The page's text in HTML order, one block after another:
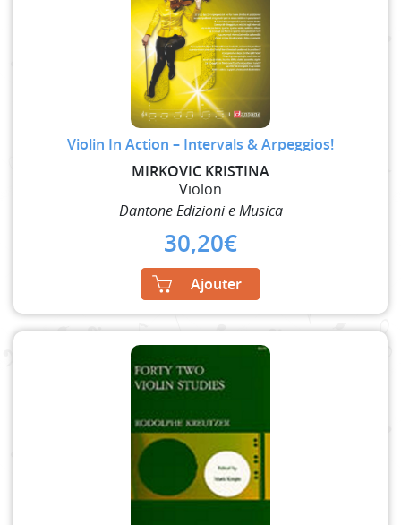
Violin In Action – Intervals & Arpeggios!
MIRKOVIC KRISTINA
Violon
Dantone Edizioni e Musica
30,20€
Ajouter